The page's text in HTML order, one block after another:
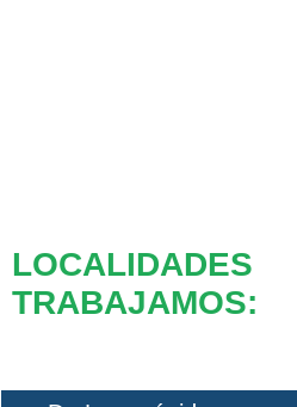
TRABAJAMOS: